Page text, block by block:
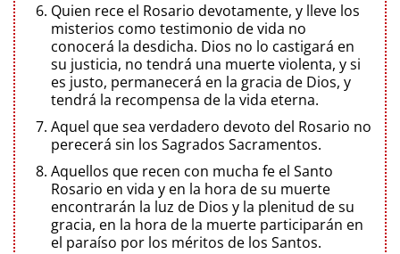
Quien rece el Rosario devotamente, y lleve los
misterios como testimonio de vida no
conocerá la desdicha. Dios no lo castigará en
su justicia, no tendrá una muerte violenta, y si
es justo, permanecerá en la gracia de Dios, y
tendrá la recompensa de la vida eterna.
Aquel que sea verdadero devoto del Rosario no
perecerá sin los Sagrados Sacramentos.
Aquellos que recen con mucha fe el Santo
Rosario en vida y en la hora de su muerte
encontrarán la luz de Dios y la plenitud de su
gracia, en la hora de la muerte participarán en
el paraíso por los méritos de los Santos.